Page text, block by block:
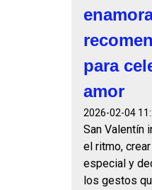
para
amor
2026-02-04
San Valentín
el ritmo,
especial y
los gestos